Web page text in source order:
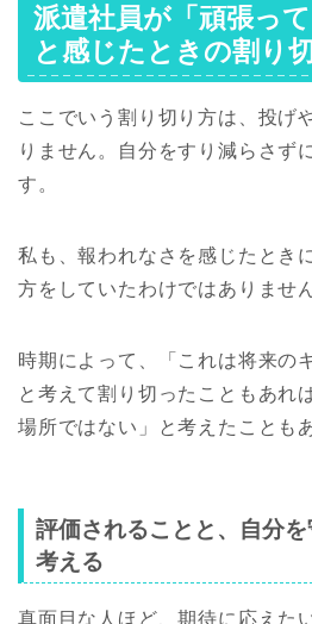
派遣社員が「頑張って
と感じたときの割り
ここでいう割り切り方は、投げ
りません。自分をすり減らさず
す。
私も、報われなさを感じたとき
方をしていたわけではありません
時期によって、「これは将来の
と考えて割り切ったこともあれ
場所ではない」と考えたことも
評価されることと、自分
考える
真面目な人ほど、期待に応えた